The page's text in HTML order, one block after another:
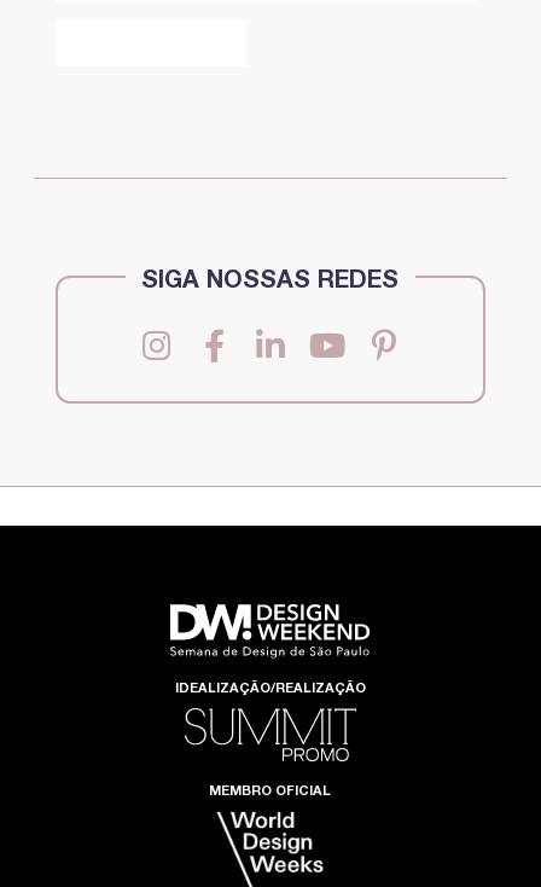
SIGA NOSSAS REDES
IDEALIZAÇÃO/REALIZAÇÃO
MEMBRO OFICIAL